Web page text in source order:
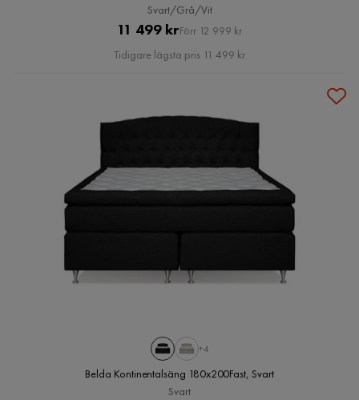
Svart/Grå/Vit
Pris
11 499 krOriginal
Pris
Förr 12 999 kr
Tidigare lägsta pris 11 499 kr
+4
Belda Kontinentalsäng 180x200Fast, Svart
Svart